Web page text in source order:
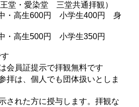
堂・愛染堂 三堂共通拝観）
高生600円 小学生400円 身
高生500円 小学生350円
会員証提示で拝観無料です
拝は、個人でも団体扱いとしま
された方に授与します。拝観な